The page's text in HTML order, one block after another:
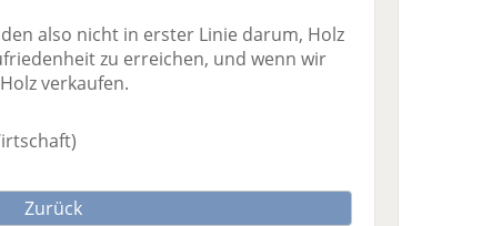
also nicht in erster Linie darum, Holz
zu erreichen, und wenn wir
verkaufen.
Zurück